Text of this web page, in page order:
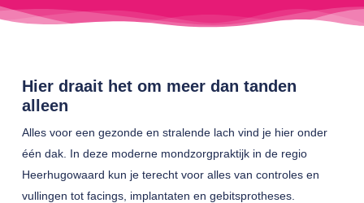
Hier draait het om meer dan tanden
alleen
Alles voor een gezonde en stralende lach vind je hier onder
één dak. In deze moderne mondzorgpraktijk in de regio
Heerhugowaard kun je terecht voor alles van controles en
vullingen tot facings, implantaten en gebitsprotheses.